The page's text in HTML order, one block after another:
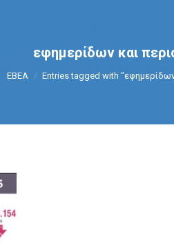
εφημερίδων και
You are here:
ΕΒΕΑ Entries tagged with